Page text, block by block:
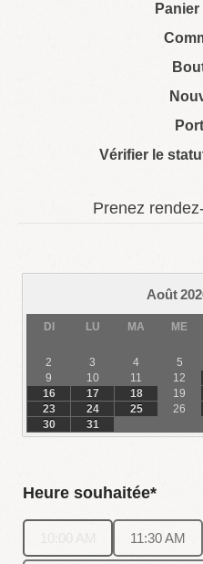
Panier
Vérifier le
Prenez
Août
DI LU MA ME
2
3 4 5
9
10 11 12
16
17 18 19
23
24 25 26
30
31
Heure souhaitée*
11:30 AM